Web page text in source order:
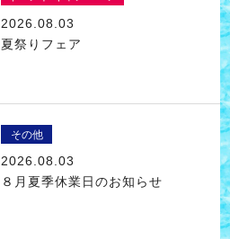
2026.08.03
夏祭りフェア
その他
2026.08.03
８月夏季休業日のお知らせ